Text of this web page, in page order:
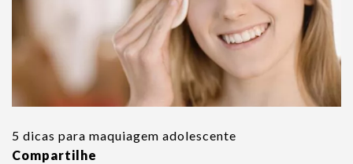
5 dicas para maquiagem adolescente
Compartilhe